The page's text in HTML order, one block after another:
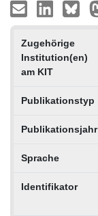
Zugehörige
Institution(en)
am KIT
Publikationstyp
Publikationsjahr
Sprache
Identifikator